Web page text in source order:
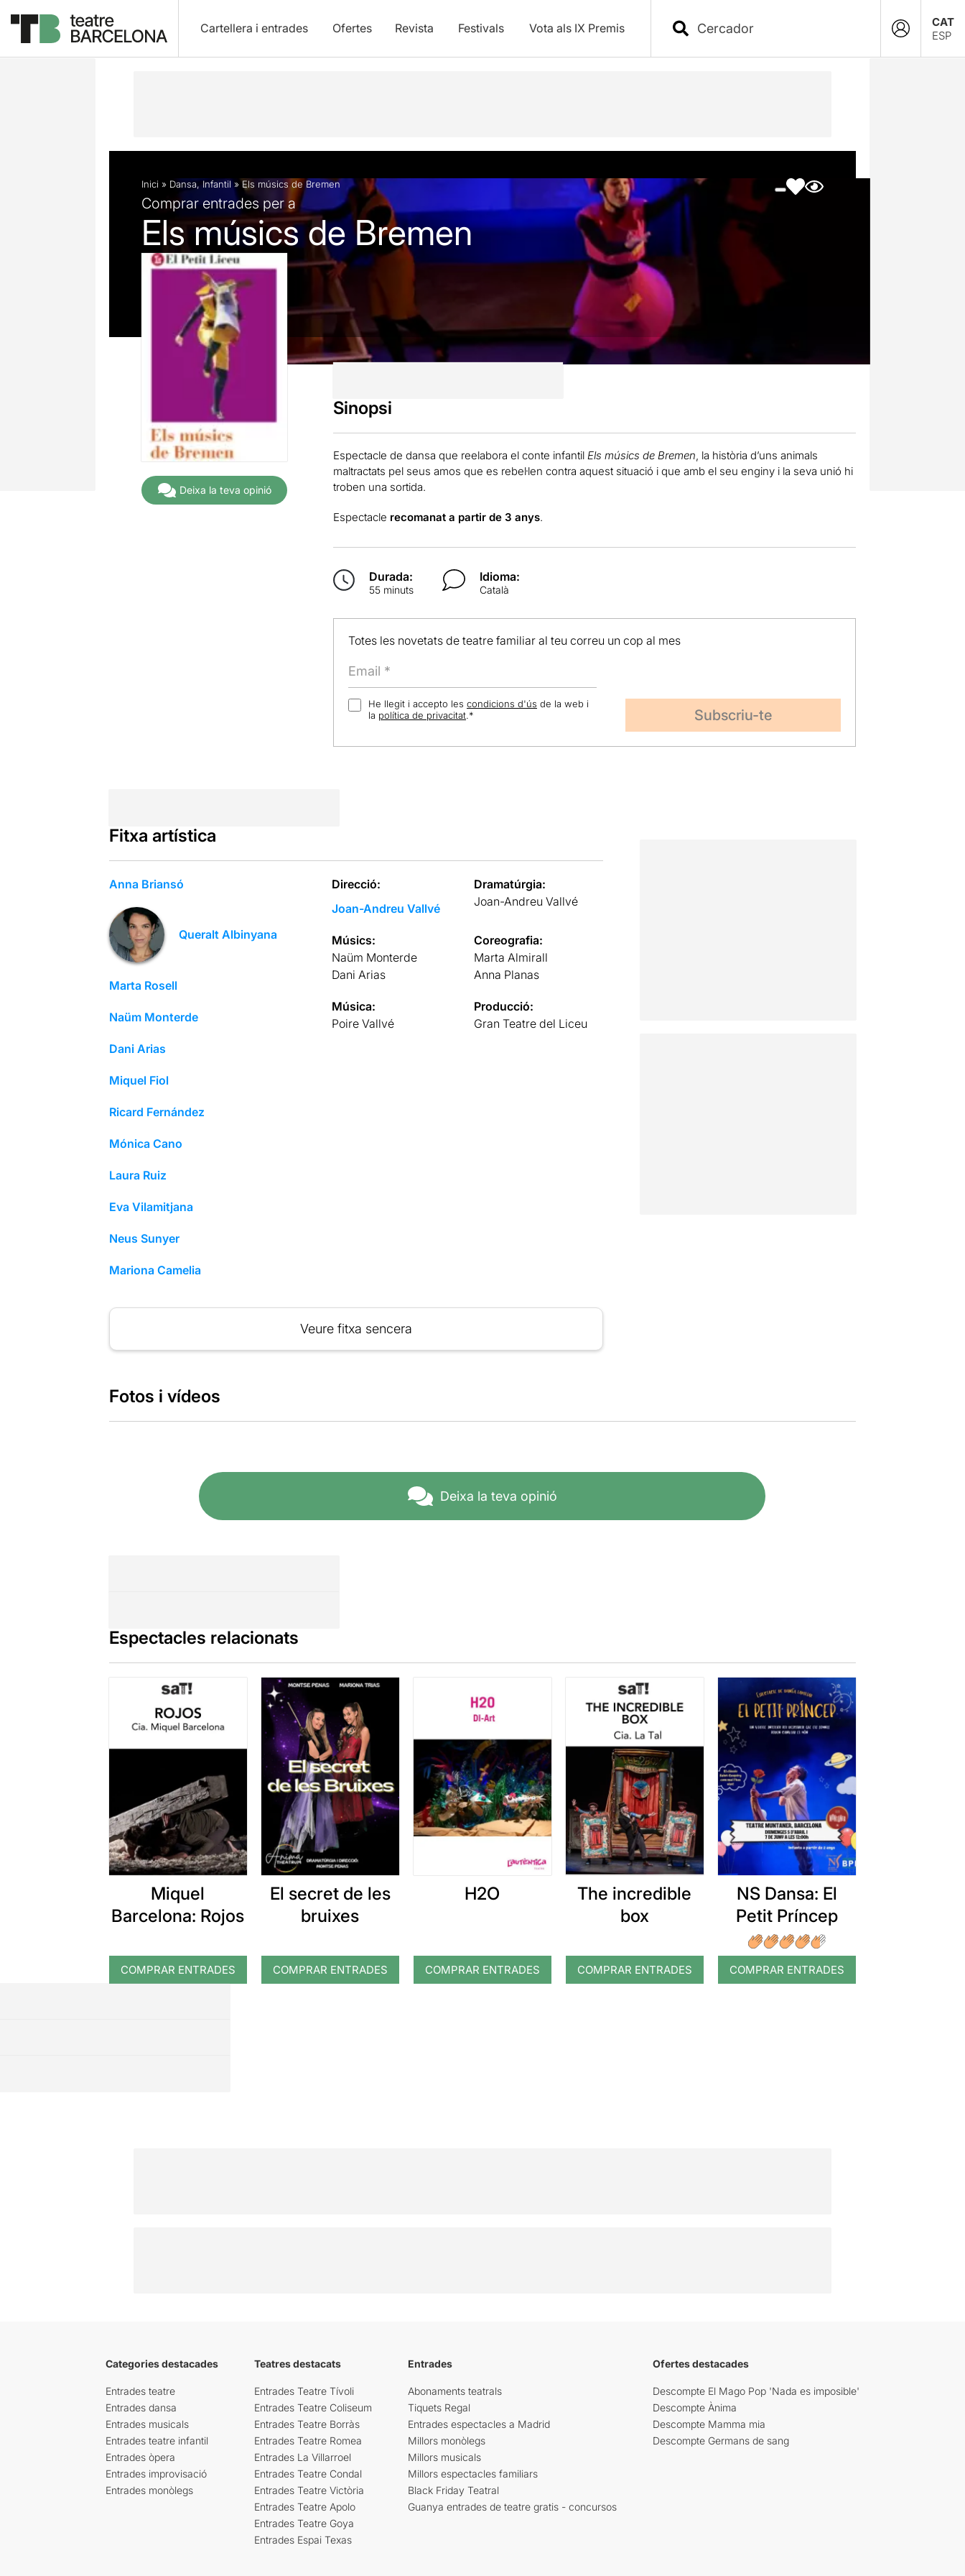
Cartellera i entrades Ofertes Revista Festivals Vota als IX Premis
CAT
ESP
Descripció Fitxa artística Fotos i vídeos
Inici » Dansa,Infantil»Els músics de Bremen
Comprar entrades per a
Els músics de Bremen
Deixa la teva opinió
Sinopsi
Espectacle de dansa que reelabora el conte infantil Els músics de Bremen , la història d’uns animals
maltractats pel seus amos que es rebel·len contra aquest situació i que amb el seu enginy i la seva unió hi
troben una sortida.
Espectacle recomanat a partir de 3 anys.
Durada:
55 minuts
Idioma:
Català
Totes les novetats de teatre familiar al teu correu un cop al mes
He llegit i accepto les condicions d'ús de la web i
la política de privacitat.*
Fitxa artística
Anna Briansó
Queralt Albinyana
Marta Rosell
Naüm Monterde
Dani Arias
Miquel Fiol
Ricard Fernández
Mónica Cano
Laura Ruiz
Eva Vilamitjana
Neus Sunyer
Mariona Camelia
Direcció:
Joan-Andreu Vallvé
Dramatúrgia:
Joan-Andreu Vallvé
Músics:
Naüm Monterde
Dani Arias
Coreografia:
Marta Almirall
Anna Planas
Música:
Poire Vallvé
Producció:
Gran Teatre del Liceu
Veure fitxa sencera
Fotos i vídeos
Deixa la teva opinió
Espectacles relacionats
Miquel
Barcelona: Rojos
COMPRAR ENTRADES
El secret de les
bruixes
COMPRAR ENTRADES
H2O
COMPRAR ENTRADES
The incredible
box
COMPRAR ENTRADES
NS Dansa: El
Petit Príncep
COMPRAR ENTRADES
Categories destacades
Entrades teatre
Entrades dansa
Entrades musicals
Entrades teatre infantil
Entrades òpera
Entrades improvisació
Entrades monòlegs
Teatres destacats
Entrades Teatre Tívoli
Entrades Teatre Coliseum
Entrades Teatre Borràs
Entrades Teatre Romea
Entrades La Villarroel
Entrades Teatre Condal
Entrades Teatre Victòria
Entrades Teatre Apolo
Entrades Teatre Goya
Entrades Espai Texas
Entrades
Abonaments teatrals
Tiquets Regal
Entrades espectacles a Madrid
Millors monòlegs
Millors musicals
Millors espectacles familiars
Black Friday Teatral
Guanya entrades de teatre gratis - concursos
Ofertes destacades
Descompte El Mago Pop 'Nada es imposible'
Descompte Ànima
Descompte Mamma mia
Descompte Germans de sang